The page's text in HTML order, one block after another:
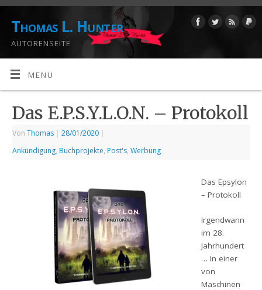
Thomas L. Hunter
AUTORENSEITE
MENÜ
Das E.P.S.Y.L.O.N. – Protokoll
VonThomas | 28/01/2020 |
Ankündigung, Buchprojekte, Post's,Werbung
Das Epsylon
– Protokoll
Irgendwann
im 28.
Jahrhundert
… In einer
von
Maschinen